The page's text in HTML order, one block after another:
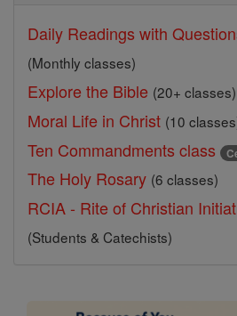
Daily Readings with
(Monthly classes)
Explore the Bible (20+ classes)
Moral Life in Christ (10
Ten Commandments class
The Holy Rosary (6 classes)
RCIA - Rite of Christian
(Students & Catechists)